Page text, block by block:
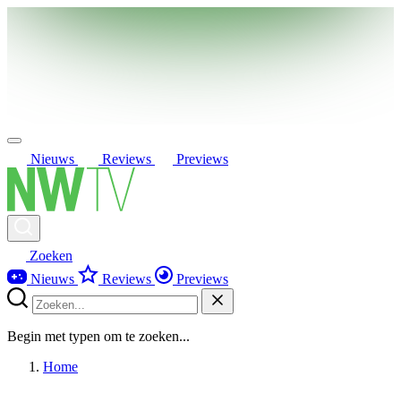
Nieuws Reviews Previews
Zoeken
Nieuws
Reviews Previews
Begin met typen om te zoeken...
Home